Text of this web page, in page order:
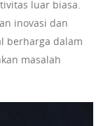
luar biasa.
inovasi dan
berharga dalam
masalah